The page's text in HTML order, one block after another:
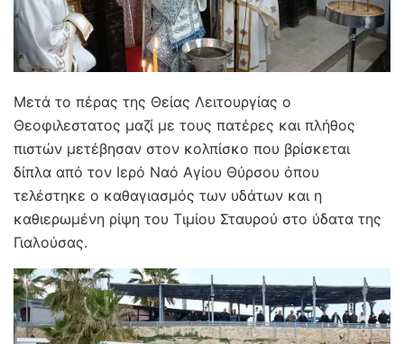
Μετά το πέρας της Θείας Λειτουργίας ο
Θεοφιλεστατος μαζί με τους πατέρες και πλήθος
πιστών μετέβησαν στον κολπίσκο που βρίσκεται
δίπλα από τον Ιερό Ναό Αγίου Θύρσου όπου
τελέστηκε ο καθαγιασμός των υδάτων και η
καθιερωμένη ρίψη του Τιμίου Σταυρού στο ύδατα της
Γιαλούσας.